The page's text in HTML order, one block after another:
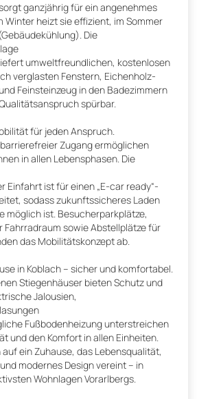
ganzjährig für ein angenehmes
Winter heizt sie effizient, im Sommer
Die
umweltfreundlichen, kostenlosen
verglasten Fenstern, Eichenholz-
Feinsteinzeug in den Badezimmern
spürbar.
für jeden Anspruch.
Zugang ermöglichen
in allen Lebensphasen. Die
Einfahrt ist für einen „E-car ready“-
sodass zukunftssicheres Laden
möglich ist. Besucherparkplätze,
Fahrradraum sowie Abstellplätze für
das Mobilitätskonzept ab.
in Koblach – sicher und komfortabel.
Stiegenhäuser bieten Schutz und
Jalousien,
Fußbodenheizung unterstreichen
und den Komfort in allen Einheiten.
auf ein Zuhause, das Lebensqualität,
modernes Design vereint – in
Wohnlagen Vorarlbergs.